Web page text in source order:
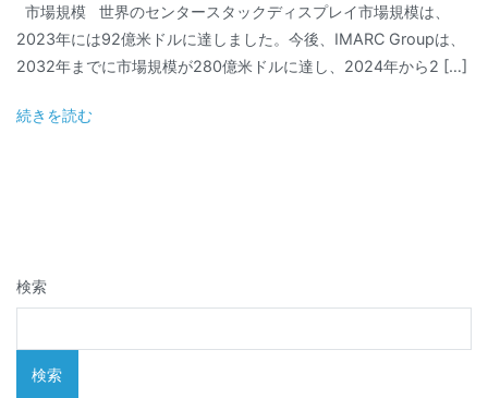
市場規模 世界のセンタースタックディスプレイ市場規模は、
2023年には92億米ドルに達しました。今後、IMARC Groupは、
2032年までに市場規模が280億米ドルに達し、2024年から2 […]
続きを読む
検索
検索